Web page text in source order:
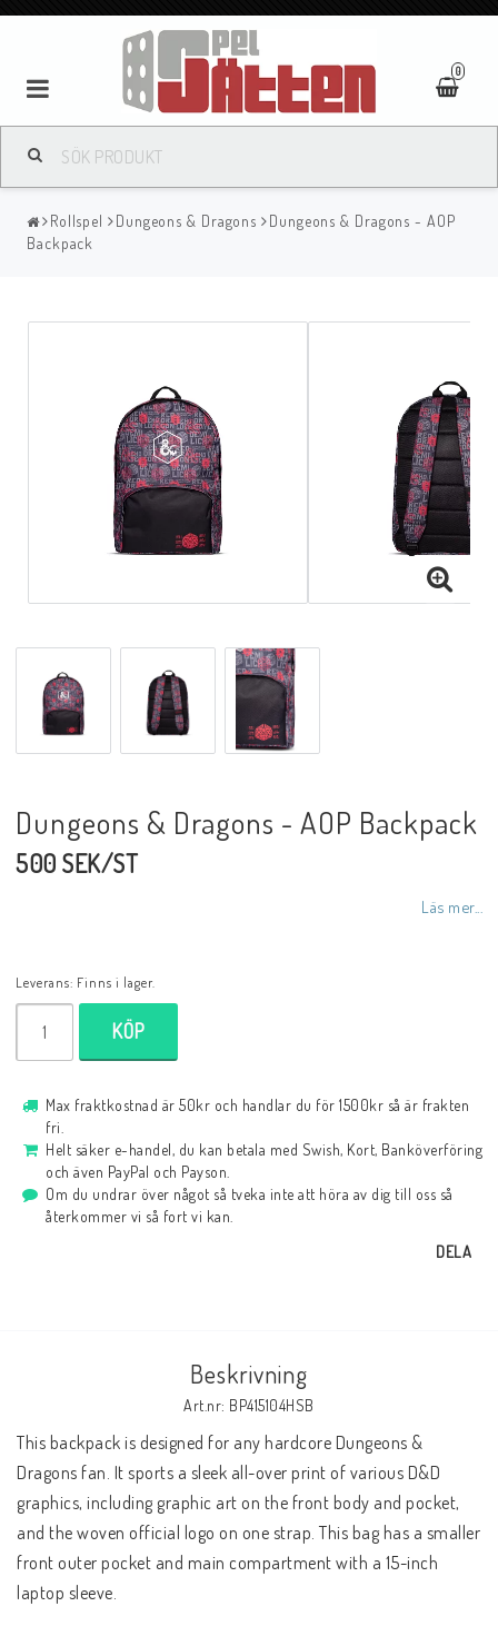
0
Rollspel Dungeons & Dragons
Dungeons & Dragons - AOP
Backpack
Dungeons & Dragons - AOP Backpack
500 SEK/ST
Läs mer...
Leverans: Finns i lager.
KÖP
Max fraktkostnad är 50kr och handlar du för 1500kr så är frakten
fri.
Helt säker e-handel, du kan betala med Swish, Kort, Banköverföring
och även PayPal och Payson.
Om du undrar över något så tveka inte att höra av dig till oss så
återkommer vi så fort vi kan.
DELA
Beskrivning
Art.nr: BP415104HSB
This backpack is designed for any hardcore Dungeons &
Dragons fan. It sports a sleek all-over print of various D&D
graphics, including graphic art on the front body and pocket,
and the woven official logo on one strap. This bag has a smaller
front outer pocket and main compartment with a 15-inch
laptop sleeve.